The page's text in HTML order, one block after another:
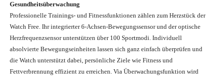
Gesundheitsüberwachung
Professionelle Trainings- und Fitnessfunktionen zählen zum Herzstück der
Watch Free. Ihr integrierter 6-Achsen-Bewegungssensor und der optische
Herzfrequenzsensor unterstützen über 100 Sportmodi. Individuell
absolvierte Bewegungseinheiten lassen sich ganz einfach überprüfen und
die Watch unterstützt dabei, persönliche Ziele wie Fitness und
Fettverbrennung effizient zu erreichen. Via Überwachungsfunktion wird